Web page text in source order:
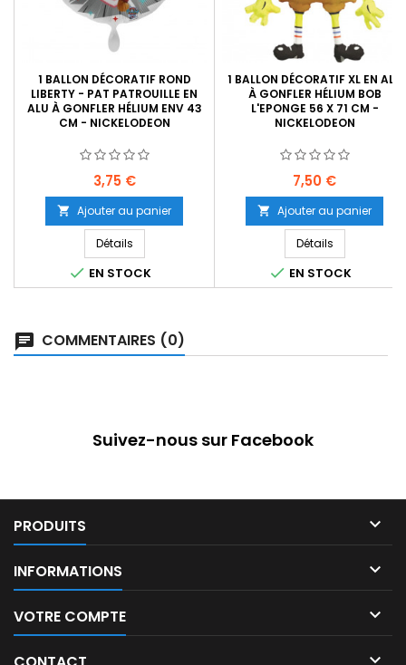
1 BALLON DÉCORATIF ROND
LIBERTY - PAT PATROUILLE EN
ALU À GONFLER HÉLIUM ENV 43
CM - NICKELODEON
Prix
3,75 €
 Ajouter au panier
Détails
 EN STOCK
1 BALLON DÉCORATIF XL EN ALU
À GONFLER HÉLIUM BOB
L'EPONGE 56 X 71 CM -
NICKELODEON
Prix
7,50 €
 Ajouter au panier
Détails
 EN STOCK
COMMENTAIRES (0)
Suivez-nous sur Facebook
PRODUITS 
INFORMATIONS 
VOTRE COMPTE 
